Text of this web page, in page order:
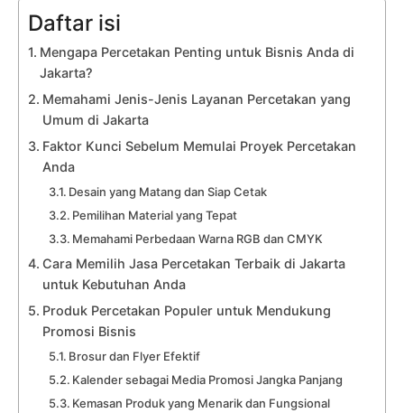
Daftar isi
Mengapa Percetakan Penting untuk Bisnis Anda di
Jakarta?
Memahami Jenis-Jenis Layanan Percetakan yang
Umum di Jakarta
Faktor Kunci Sebelum Memulai Proyek Percetakan
Anda
Desain yang Matang dan Siap Cetak
Pemilihan Material yang Tepat
Memahami Perbedaan Warna RGB dan CMYK
Cara Memilih Jasa Percetakan Terbaik di Jakarta
untuk Kebutuhan Anda
Produk Percetakan Populer untuk Mendukung
Promosi Bisnis
Brosur dan Flyer Efektif
Kalender sebagai Media Promosi Jangka Panjang
Kemasan Produk yang Menarik dan Fungsional